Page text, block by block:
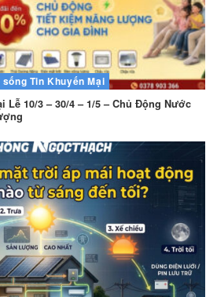
Tin Khuyến Mại
Lễ 10/3 – 30/4 – 1/5 – Chủ Động Nước